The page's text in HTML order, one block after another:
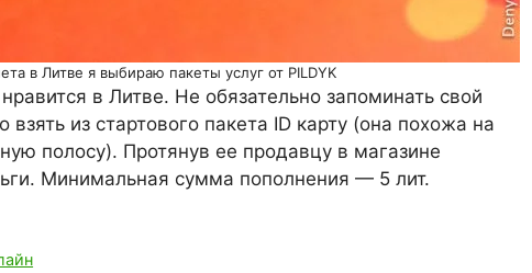
в Литве я выбираю пакеты услуг от PILDYK
в Литве. Не обязательно запоминать свой
из стартового пакета ID карту (она похожа на
полосу). Протянув ее продавцу в магазине
Минимальная сумма пополнения — 5 лит.